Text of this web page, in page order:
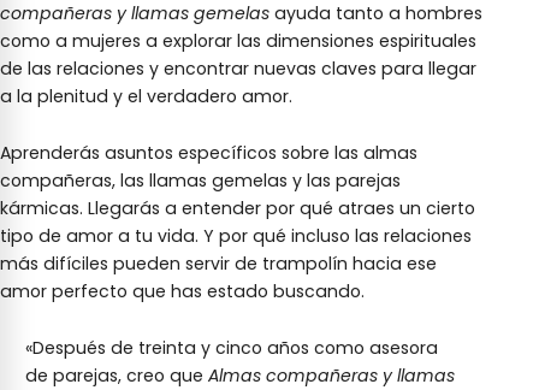
compañeras y llamas gemelas ayuda tanto a hombres
como a mujeres a explorar las dimensiones espirituales
de las relaciones y encontrar nuevas claves para llegar
a la plenitud y el verdadero amor.
Aprenderás asuntos específicos sobre las almas
compañeras, las llamas gemelas y las parejas
kármicas. Llegarás a entender por qué atraes un cierto
tipo de amor a tu vida. Y por qué incluso las relaciones
más difíciles pueden servir de trampolín hacia ese
amor perfecto que has estado buscando.
«Después de treinta y cinco años como asesora
de parejas, creo queAlmas compañeras y llamas